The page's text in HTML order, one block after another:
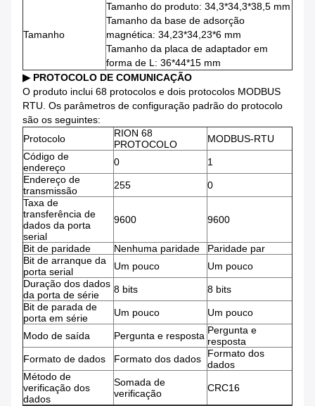
Tamanho
Tamanho do produto: 34,3*34,3*38,5 mm
Tamanho da base de adsorção
magnética: 34,23*34,23*6 mm
Tamanho da placa de adaptador em
forma de L: 36*44*15 mm
▶ PROTOCOLO DE COMUNICAÇÃO
O produto inclui 68 protocolos e dois protocolos MODBUS
RTU. Os parâmetros de configuração padrão do protocolo
são os seguintes:
Protocolo
RION 68
PROTOCOLO
MODBUS-RTU
Código de
endereço
0
1
Endereço de
transmissão
255
0
Taxa de
transferência de
dados da porta
serial
9600 9600
Bit de paridade Nenhuma paridade
Paridade par
Bit de arranque da
porta serial
Um pouco
Um pouco
Duração dos dados
da porta de série
8 bits
8 bits
Bit de parada de
porta em série
Um pouco Um pouco
Modo de saída Pergunta e resposta Pergunta e
resposta
Formato de dados
Formato dos dados
Formato dos
dados
Método de
verificação dos
dados
Somada de
verificação
CRC16